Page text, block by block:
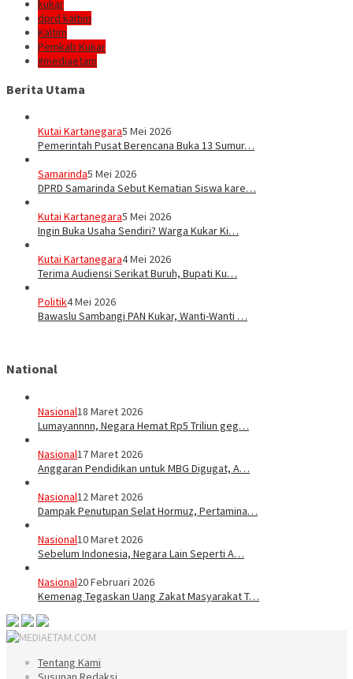
kukar
dprd kaltim
Kaltim
Pemkab Kukar
#mediaetam
Berita Utama
Kutai Kartanegara5 Mei 2026
Pemerintah Pusat Berencana Buka 13 Sumur…
Samarinda5 Mei 2026
DPRD Samarinda Sebut Kematian Siswa kare…
Kutai Kartanegara5 Mei 2026
Ingin Buka Usaha Sendiri? Warga Kukar Ki…
Kutai Kartanegara4 Mei 2026
Terima Audiensi Serikat Buruh, Bupati Ku…
Politik4 Mei 2026
Bawaslu Sambangi PAN Kukar, Wanti-Wanti …
National
Nasional18 Maret 2026
Lumayannnn, Negara Hemat Rp5 Triliun geg…
Nasional17 Maret 2026
Anggaran Pendidikan untuk MBG Digugat, A…
Nasional12 Maret 2026
Dampak Penutupan Selat Hormuz, Pertamina…
Nasional10 Maret 2026
Sebelum Indonesia, Negara Lain Seperti A…
Nasional20 Februari 2026
Kemenag Tegaskan Uang Zakat Masyarakat T…
Tentang Kami